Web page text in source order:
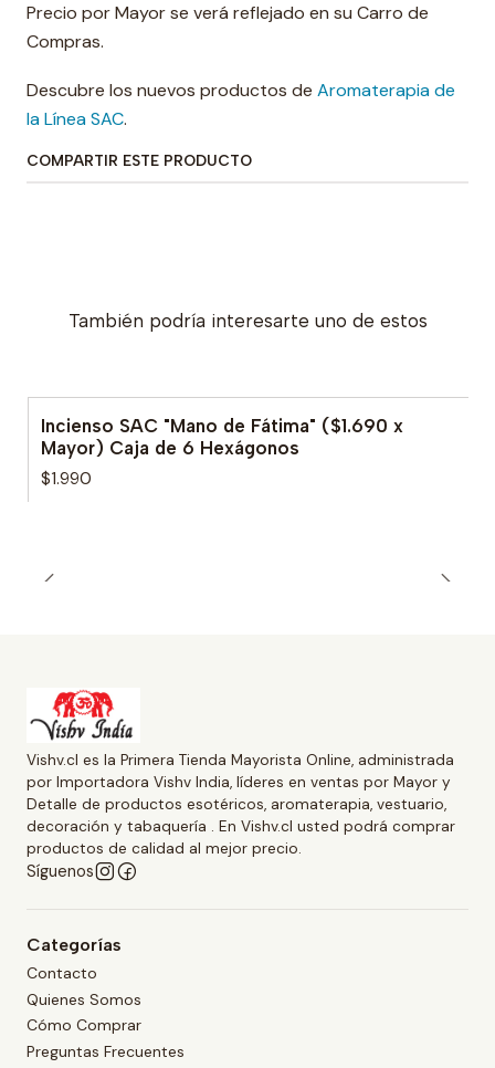
Precio por Mayor se verá reflejado en su Carro de
Compras.
Descubre los nuevos productos de Aromaterapia de
la Línea SAC.
COMPARTIR ESTE PRODUCTO
También podría interesarte uno de estos
Incienso SAC "Mano de Fátima" ($1.690 x
Mayor) Caja de 6 Hexágonos
$1.990
Vishv.cl es la Primera Tienda Mayorista Online, administrada
por Importadora Vishv India, líderes en ventas por Mayor y
Detalle de productos esotéricos, aromaterapia, vestuario,
decoración y tabaquería . En Vishv.cl usted podrá comprar
productos de calidad al mejor precio.
Síguenos
Categorías
Contacto
Quienes Somos
Cómo Comprar
Preguntas Frecuentes